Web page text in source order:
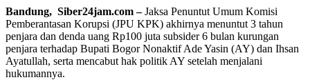
Bandung, Siber24jam.com –Jaksa Penuntut Umum Komisi
Pemberantasan Korupsi (JPU KPK) akhirnya menuntut 3 tahun
penjara dan denda uang Rp100 juta subsider 6 bulan kurungan
penjara terhadap Bupati Bogor Nonaktif Ade Yasin (AY) dan Ihsan
Ayatullah, serta mencabut hak politik AY setelah menjalani
hukumannya.